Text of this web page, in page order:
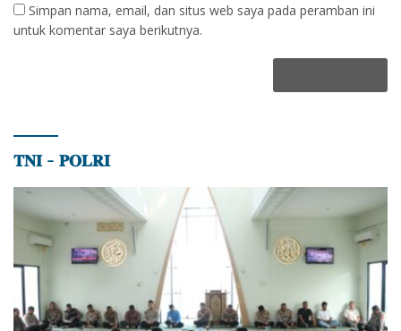
Simpan nama, email, dan situs web saya pada peramban ini
untuk komentar saya berikutnya.
𝐓𝐍𝐈 – 𝐏𝐎𝐋𝐑𝐈